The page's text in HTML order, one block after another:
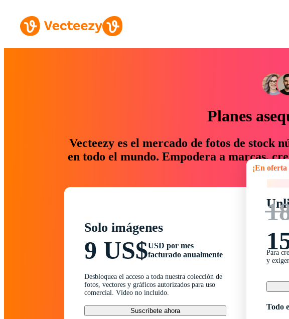
Planes
Vecteezy es el mercado de fotos de stock
en todo el mundo. Empodera a marcas,
un 76
Solo imágenes
9 US$USD por mes
facturado anualmente
Desbloquea el acceso a toda nuestra colección de
fotos, vectores y gráficos autorizados para uso
comercial. Vídeo no incluido.
Suscríbete ahora
¡En oferta
Para
y
Todo